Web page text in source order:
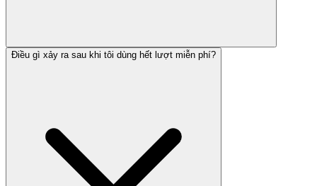
Điều gì xảy ra sau khi tôi dùng hết lượt miễn phí?